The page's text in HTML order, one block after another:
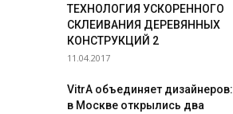
ТЕХНОЛОГИЯ УСКОРЕННОГО
СКЛЕИВАНИЯ ДЕРЕВЯННЫХ
КОНСТРУКЦИЙ 2
11.04.2017
VitrA объединяет дизайнеров:
в Москве открылись два